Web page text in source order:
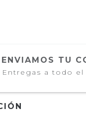
ENVIAMOS TU
Entregas a todo el